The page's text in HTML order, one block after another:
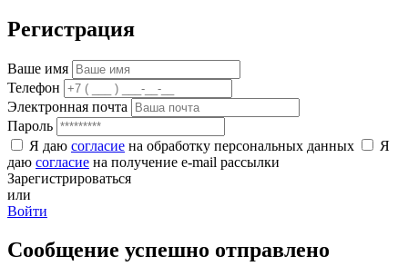
Регистрация
Ваше имя
Телефон
Электронная почта
Пароль
Я даю согласие на обработку персональных данных
Я
даю согласие на получение e-mail рассылки
Зарегистрироваться
или
Войти
Сообщение успешно отправлено